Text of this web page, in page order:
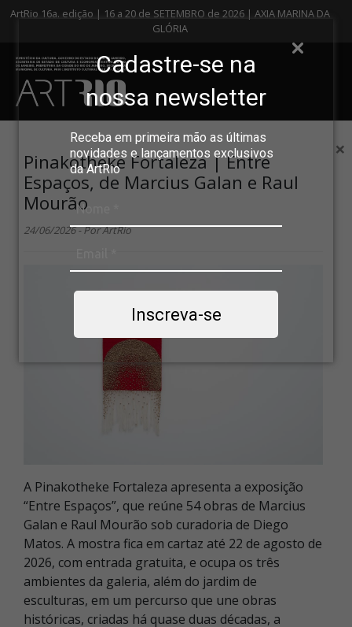
Cadastre-se na
nossa newsletter
Receba em primeira mão as últimas
novidades e lançamentos exclusivos
da ArtRio
Inscreva-se
ArtRio 16a. edição | 16 a 20 de SETEMBRO de 2026 | AXIA MARINA DA
GLÓRIA
×
Pinakotheke Fortaleza | Entre
Espaços, de Marcius Galan e Raul
Mourão
24/06/2026 - Por ArtRio
A Pinakotheke Fortaleza apresenta a exposição
“Entre Espaços”, que reúne 54 obras de Marcius
Galan e Raul Mourão sob curadoria de Diego
Matos. A mostra fica em cartaz até 22 de agosto de
2026, com entrada gratuita, e ocupa os três
ambientes da galeria, além do jardim de
esculturas, em um percurso que une obras
históricas, criadas há quase duas décadas, a